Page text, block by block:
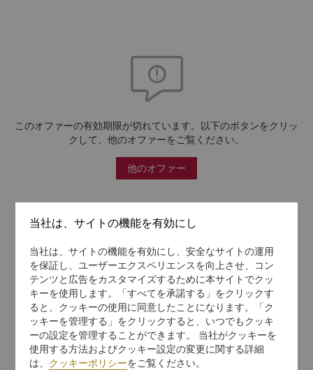
このオファーの有効期限が切れています。以下のボタンをクリッ
クして、他のオファーをご覧ください。
他のオファー
当社は、サイトの機能を有効にし
当社は、サイトの機能を有効にし、安全なサイトの運用
を保証し、ユーザーエクスペリエンスを向上させ、コン
テンツと広告をカスタマイズするために本サイトでクッ
キーを使用します。「すべてを承諾する」をクリックす
ると、クッキーの使用に同意したことになります。「ク
ッキーを管理する」をクリックすると、いつでもクッキ
ーの設定を管理することができます。 当社がクッキーを
使用する方法およびクッキー設定の変更に関する詳細
は、 クッキーポリシーをご覧ください。